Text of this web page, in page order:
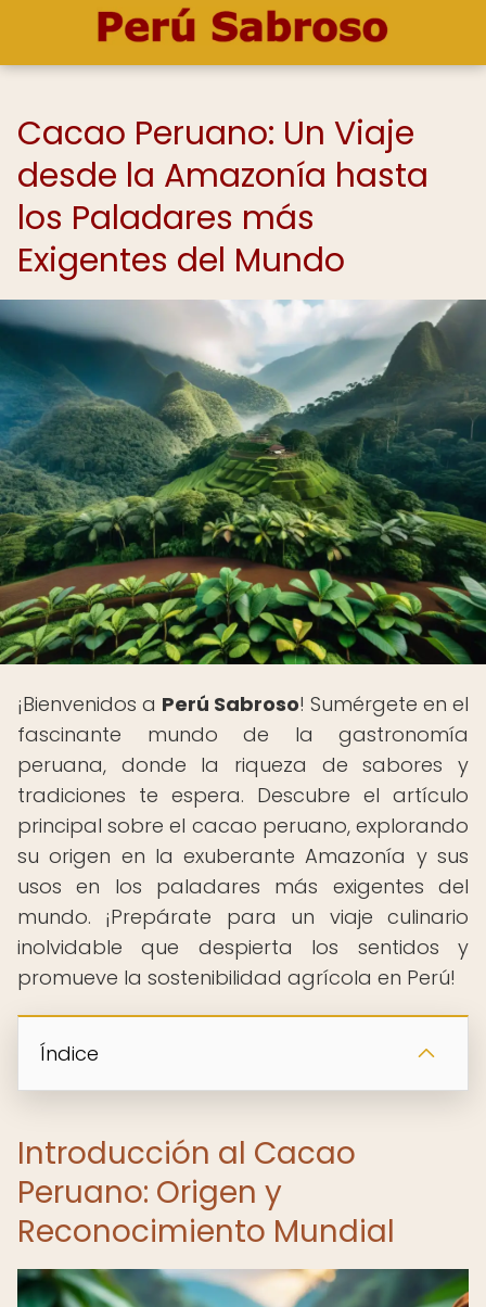
Cacao Peruano: Un Viaje
desde la Amazonía hasta
los Paladares más
Exigentes del Mundo
¡Bienvenidos a Perú Sabroso! Sumérgete en el
fascinante mundo de la gastronomía
peruana, donde la riqueza de sabores y
tradiciones te espera. Descubre el artículo
principal sobre el cacao peruano, explorando
su origen en la exuberante Amazonía y sus
usos en los paladares más exigentes del
mundo. ¡Prepárate para un viaje culinario
inolvidable que despierta los sentidos y
promueve la sostenibilidad agrícola en Perú!
Índice
Introducción al Cacao
Peruano: Origen y
Reconocimiento Mundial